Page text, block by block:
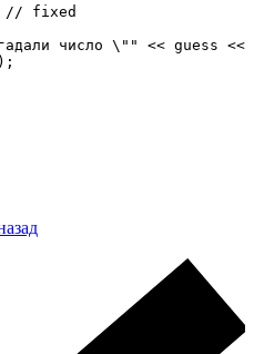
fixed
число \"" << guess <<